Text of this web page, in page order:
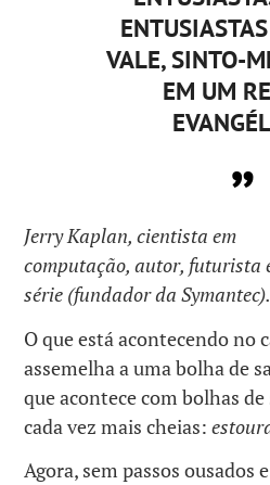
VALE, SINTO-
EM UM
Jerry Kaplan, cientista em
computação, autor, futurista
série (fundador da Symantec).
O que está acontecendo no
assemelha a uma bolha de
que acontece com bolhas
cada vez mais cheias:
Agora, sem passos ousados